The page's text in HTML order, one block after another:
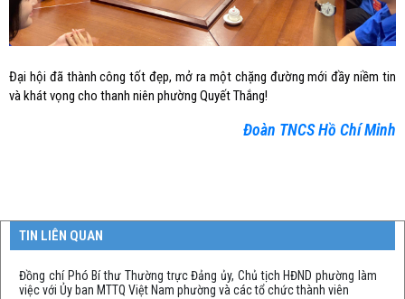
Đại hội đã thành công tốt đẹp, mở ra một chặng đường mới đầy niềm tin
và khát vọng cho thanh niên phường Quyết Thắng!
Đoàn TNCS Hồ Chí Minh
TIN LIÊN QUAN
Đồng chí Phó Bí thư Thường trực Đảng ủy, Chủ tịch HĐND phường làm
việc với Ủy ban MTTQ Việt Nam phường và các tổ chức thành viên